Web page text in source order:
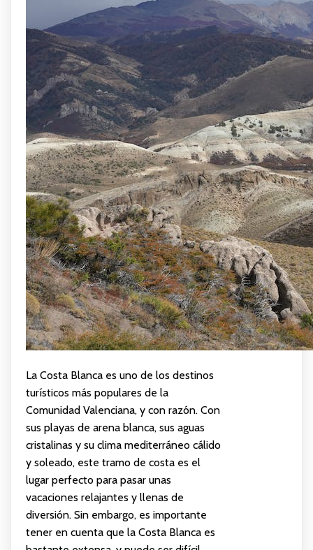
La Costa Blanca es uno de los destinos
turísticos más populares de la
Comunidad Valenciana, y con razón. Con
sus playas de arena blanca, sus aguas
cristalinas y su clima mediterráneo cálido
y soleado, este tramo de costa es el
lugar perfecto para pasar unas
vacaciones relajantes y llenas de
diversión. Sin embargo, es importante
tener en cuenta que la Costa Blanca es